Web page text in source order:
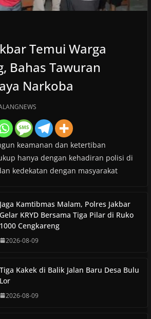
Temui Warga
Bahas Tawuran
Narkoba
keamanan dan ketertiban
hanya dengan kehadiran polisi di
kedekatan dengan masyarakat
Jaga Kamtibmas Malam, Polres Jakbar
Gelar KRYD Bersama Tiga Pilar di Ruko
1000 Cengkareng
2026-08-09
Tiga Kakek di Balik Jalan Baru Desa Bulu
Lor
2026-08-09